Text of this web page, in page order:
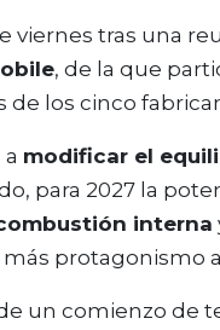
viernes tras una
, de la que
de los cinco
modificar el
para 2027 la
interna
protagonismo
un comienzo de